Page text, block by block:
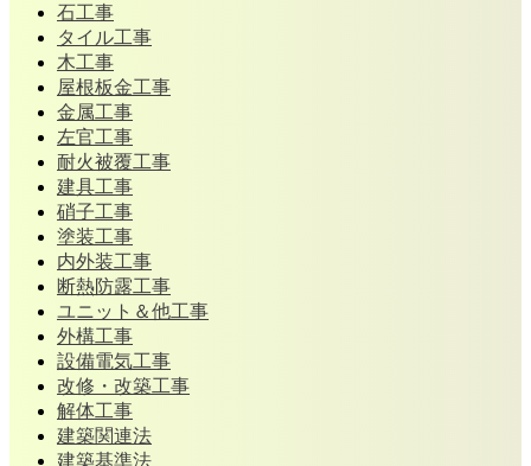
石工事
タイル工事
木工事
屋根板金工事
金属工事
左官工事
耐火被覆工事
建具工事
硝子工事
塗装工事
内外装工事
断熱防露工事
ユニット＆他工事
外構工事
設備電気工事
改修・改築工事
解体工事
建築関連法
建築基準法